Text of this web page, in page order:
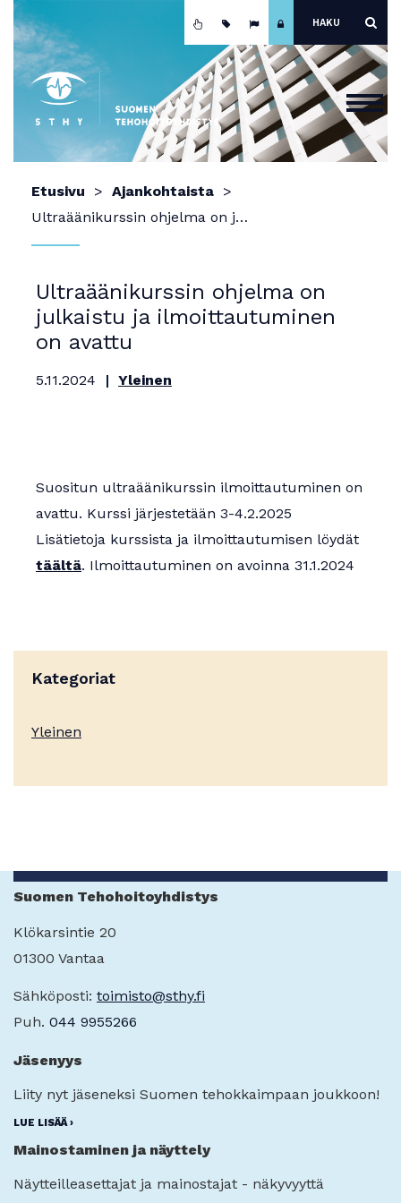
Ajankohtaista
Yhdistys
Koulutus
Jäsenyys
Mainokset ja näyttely
Teho-osastot
Etusivu
Ajankohtaista
Ultraäänikurssin ohjelma on julkaistu ja ilmoittautuminen on avattu
Ultraäänikurssin ohjelma on
julkaistu ja ilmoittautuminen
on avattu
5.11.2024 Yleinen
Suositun ultraäänikurssin ilmoittautuminen on
avattu. Kurssi järjestetään 3-4.2.2025
Lisätietoja kurssista ja ilmoittautumisen löydät
täältä. Ilmoittautuminen on avoinna 31.1.2024
Kategoriat
Yleinen
Suomen Tehohoitoyhdistys
Klökarsintie 20
01300 Vantaa
Sähköposti: toimisto@sthy.fi
Puh. 044 9955266
Jäsenyys
Liity nyt jäseneksi Suomen tehokkaimpaan joukkoon!
LUE LISÄÄ ›
Mainostaminen ja näyttely
Näytteilleasettajat ja mainostajat - näkyvyyttä